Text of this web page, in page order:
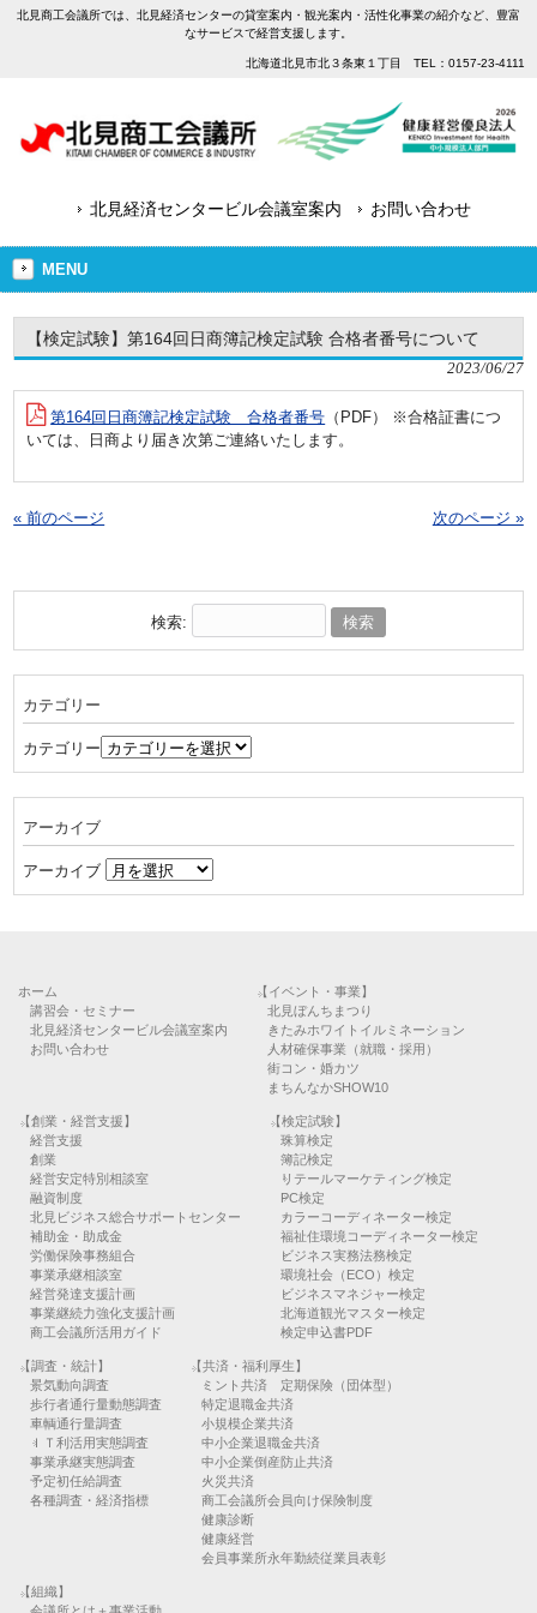
北見商工会議所では、北見経済センターの貸室案内・観光案内・活性化事業の紹介など、豊富
なサービスで経営支援します。
北海道北見市北３条東１丁目 TEL：0157-23-4111
北見経済センタービル会議室案内 お問い合わせ
MENU
【検定試験】第164回日商簿記検定試験 合格者番号について
2023/06/27
第164回日商簿記検定試験 合格者番号 （PDF） ※合格証書につ
いては、日商より届き次第ご連絡いたします。
« 前のページ 次のページ »
検索:
カテゴリー
カテゴリー
アーカイブ
アーカイブ
ホーム
講習会・セミナー
北見経済センタービル会議室案内
お問い合わせ
【イベント・事業】
北見ぼんちまつり
きたみホワイトイルミネーション
人材確保事業（就職・採用）
街コン・婚カツ
まちんなかSHOW10
【創業・経営支援】
経営支援
創業
経営安定特別相談室
融資制度
北見ビジネス総合サポートセンター
補助金・助成金
労働保険事務組合
事業承継相談室
経営発達支援計画
事業継続力強化支援計画
商工会議所活用ガイド
【検定試験】
珠算検定
簿記検定
リテールマーケティング検定
PC検定
カラーコーディネーター検定
福祉住環境コーディネーター検定
ビジネス実務法務検定
環境社会（ECO）検定
ビジネスマネジャー検定
北海道観光マスター検定
検定申込書PDF
【調査・統計】
景気動向調査
歩行者通行量動態調査
車輌通行量調査
ＩＴ利活用実態調査
事業承継実態調査
予定初任給調査
各種調査・経済指標
【共済・福利厚生】
ミント共済 定期保険（団体型）
特定退職金共済
小規模企業共済
中小企業退職金共済
中小企業倒産防止共済
火災共済
商工会議所会員向け保険制度
健康診断
健康経営
会員事業所永年勤続従業員表彰
【組織】